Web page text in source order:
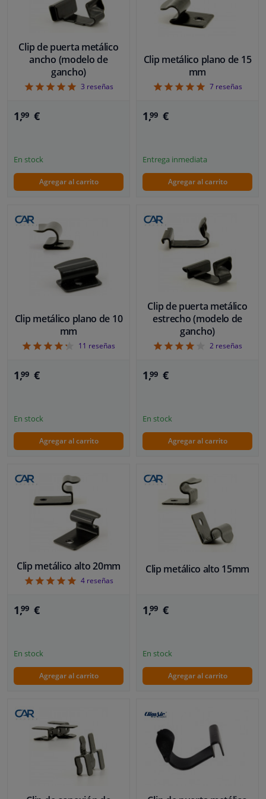
Clip de puerta metálico
ancho (modelo de
gancho)
53 reseñas
1,99 €
En stock
Agregar al carrito
Clip metálico plano de 15
mm
57reseñas
1,99 €
Entrega inmediata
Agregar al carrito
Clip metálico plano de 10
mm
4.27
11 reseñas
1,99 €
En stock
Agregar al carrito
Clip de puerta metálico
estrecho (modelo de
gancho)
42reseñas
1,99 €
En stock
Agregar al carrito
Clip metálico alto 20mm
54reseñas
1,99 €
En stock
Agregar al carrito
Clip metálico alto 15mm
1,99 €
En stock
Agregar al carrito